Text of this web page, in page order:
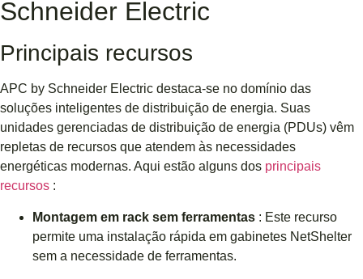
Schneider Electric
Principais recursos
APC by Schneider Electric destaca-se no domínio das
soluções inteligentes de distribuição de energia. Suas
unidades gerenciadas de distribuição de energia (PDUs) vêm
repletas de recursos que atendem às necessidades
energéticas modernas. Aqui estão alguns dos principais
recursos :
Montagem em rack sem ferramentas : Este recurso
permite uma instalação rápida em gabinetes NetShelter
sem a necessidade de ferramentas.